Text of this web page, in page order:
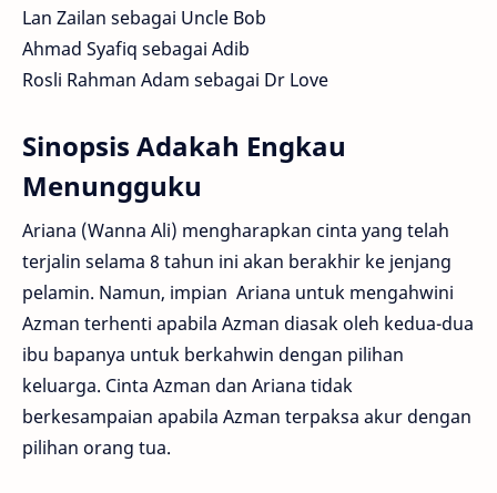
Lan Zailan sebagai Uncle Bob
Ahmad Syafiq sebagai Adib
Rosli Rahman Adam sebagai Dr Love
Sinopsis Adakah Engkau
Menungguku
Ariana (Wanna Ali) mengharapkan cinta yang telah
terjalin selama 8 tahun ini akan berakhir ke jenjang
pelamin. Namun, impian Ariana untuk mengahwini
Azman terhenti apabila Azman diasak oleh kedua-dua
ibu bapanya untuk berkahwin dengan pilihan
keluarga. Cinta Azman dan Ariana tidak
berkesampaian apabila Azman terpaksa akur dengan
pilihan orang tua.